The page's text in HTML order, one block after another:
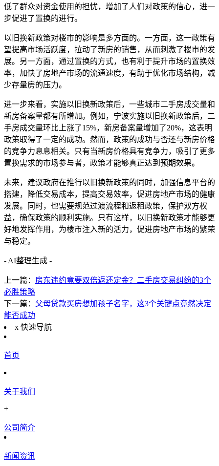
低了群众对资金使用的担忧，增加了人们对政策的信心，进一
步促进了置换的进行。
以旧换新政策对楼市的影响是多方面的。一方面，这一政策有
望提高市场活跃度，拉动了新房的销售，从而刺激了楼市的发
展。另一方面，通过置换的方式，也有利于提升市场的置换效
率，加快了房地产市场的流通速度，有助于优化市场结构，减
少存量房的压力。
进一步来看，实施以旧换新政策后，一些城市二手房成交量和
新房备案量都有所增加。例如，宁波实施以旧换新政策后，二
手房成交量环比上涨了15%，新房备案量增加了20%，这表明
政策取得了一定的成功。然而，政策的成功与否还与新房价格
的竞争力息息相关。只有当新房价格具有竞争力，吸引了更多
置换需求的市场参与者，政策才能够真正达到预期效果。
未来，建议政府在推行以旧换新政策的同时，加强信息平台的
搭建，降低交易成本，提高交易效率，促进房地产市场的健康
发展。同时，也需要规范过渡流程和返租政策，保护双方权
益，确保政策的顺利实施。只有这样，以旧换新政策才能够更
好地发挥作用，为楼市注入新的活力，促进房地产市场的繁荣
与稳定。
- AI整理生成 -
上一篇： 房东违约竟要双倍返还定金？二手房交易纠纷的3个
必胜策略
下一篇： 父母贷款买房想加孩子名字，这3个关键点竟然决定
能否成功
x 快速导航
首页
关于我们
+
公司简介
新闻资讯